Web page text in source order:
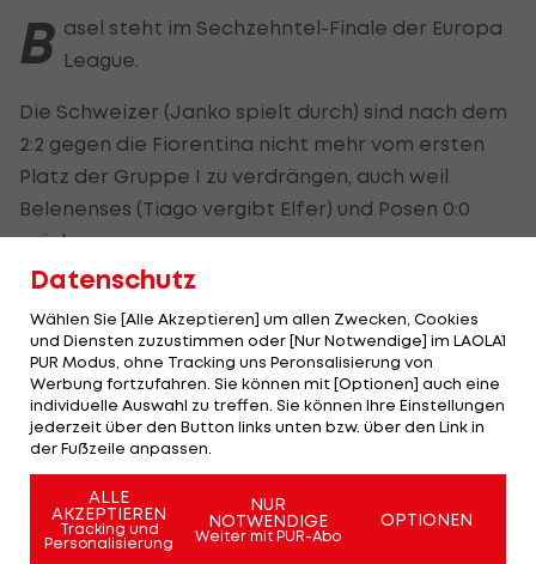
B asel steht im Sechzehntel-Finale der Europa
League.
Die Schweizer (Janko spielt durch) sind nach dem
2:2 gegen die Fiorentina nicht mehr vom ersten
Platz der Gruppe I zu verdrängen, auch weil
Belenenses (Tiago vergibt Elfer) und Posen 0:0
spielen.
führt nach dem 2:0 gegen Skenderbeu (3, fix out)
vor Lok Moskau (8), das 2:4 gegen Sporting (7)
verliert.
gegen St. Etienne (weiter) endet 1:1.
Datenschutz
Wählen Sie [Alle Akzeptieren] um allen Zwecken, Cookies
und Diensten zuzustimmen oder [Nur Notwendige] im LAOLA1
PUR Modus, ohne Tracking uns Peronsalisierung von
Werbung fortzufahren. Sie können mit [Optionen] auch eine
individuelle Auswahl zu treffen. Sie können Ihre Einstellungen
jederzeit über den Button links unten bzw. über den Link in
der Fußzeile anpassen.
ALLE
AKZEPTIEREN
Tracking und
Personalisierung
NUR
NOTWENDIGE
Weiter mit PUR-Abo
OPTIONEN